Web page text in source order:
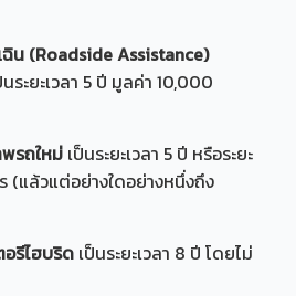
น (Roadside Assistance)
ะยะเวลา 5 ปี มูลค่า 10,000
รถใหม่ เป็นระยะเวลา 5 ปี หรือระยะ
(แล้วแต่อย่างใดอย่างหนึ่งถึง
อรีไฮบริด เป็นระยะเวลา 8 ปี โดยไม่